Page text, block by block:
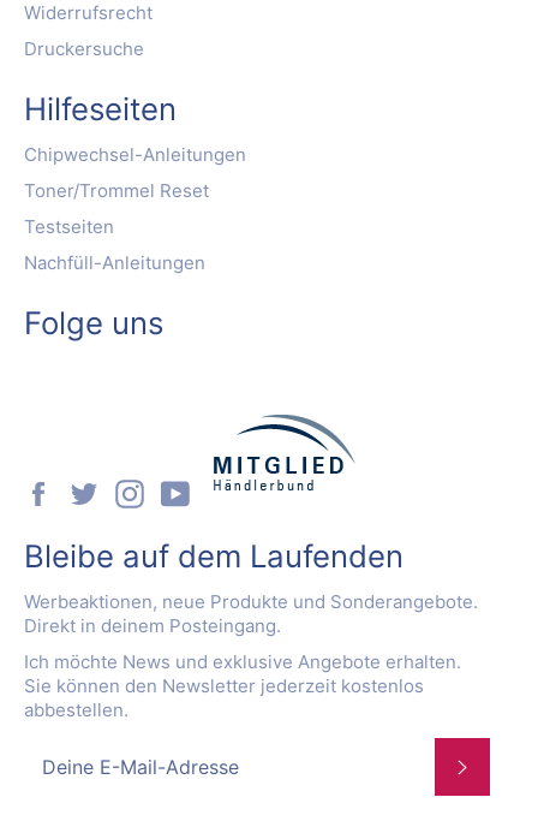
Widerrufsrecht
Druckersuche
Hilfeseiten
Chipwechsel-Anleitungen
Toner/Trommel Reset
Testseiten
Nachfüll-Anleitungen
Folge uns
FacebookTwitterInstagramYouTube
Bleibe auf dem Laufenden
Werbeaktionen, neue Produkte und Sonderangebote.
Direkt in deinem Posteingang.
Ich möchte News und exklusive Angebote erhalten.
Sie können den Newsletter jederzeit kostenlos
abbestellen.